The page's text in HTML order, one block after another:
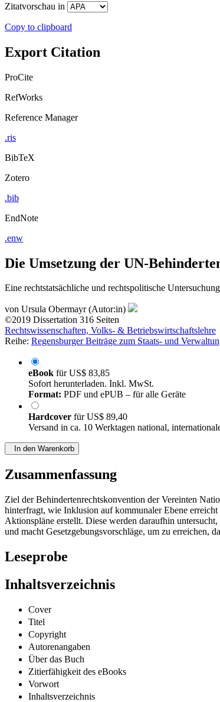
Zitatvorschau in
Copy to clipboard
Export Citation
ProCite
RefWorks
Reference Manager
.ris
BibTeX
Zotero
.bib
EndNote
.enw
Die Umsetzung der UN-
Eine rechtstatsächliche und rechtspolitische Untersuchung
von Ursula Obermayr (Autor:in)
©2019 Dissertation 316 Seiten
Rechtswissenschaften, Volks- & Betriebswirtschaftslehre
Reihe: Regensburger Beiträge zum Staats- und
eBook fürUS$ 83,85
Sofort herunterladen. Inkl. MwSt.
Format: PDF und ePUB – für alle Geräte
Hardcover fürUS$ 89,40
Versand in ca. 10 Werktagen national,
In den Warenkorb
Zusammenfassung
Ziel der Behindertenrechtskonvention der Vereinten
hinterfragt, wie Inklusion auf kommunaler Ebene
Aktionspläne erstellt. Diese werden daraufhin
und macht Gesetzgebungsvorschläge, um zu erreichen,
Leseprobe
Inhaltsverzeichnis
Cover
Titel
Copyright
Autorenangaben
Über das Buch
Zitierfähigkeit des eBooks
Vorwort
Inhaltsverzeichnis